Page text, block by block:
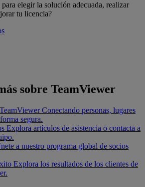
para elegir la solución adecuada, realizar
tu licencia?
sobre TeamViewer
Conectando personas, lugares
segura.
Explora artículos de asistencia o contacta a
a nuestro programa global de socios
Explora los resultados de los clientes de